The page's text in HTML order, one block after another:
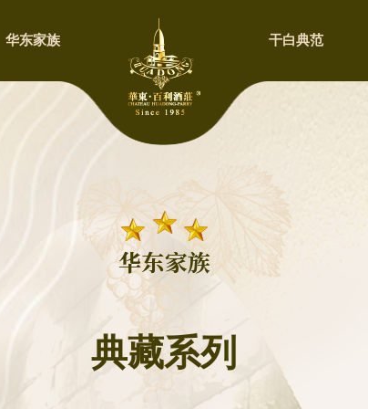
华东家族 干白典范
典藏系列